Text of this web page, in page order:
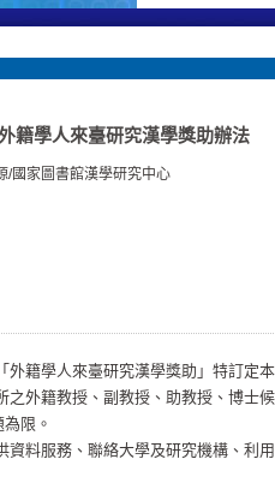
籍學人來臺研究漢學獎助辦法
/國家圖書館漢學研究中心
籍學人來臺研究漢學獎助」特訂定本
外籍教授、副教授、助教授、博士
限。
料服務、聯絡大學及研究機構、利